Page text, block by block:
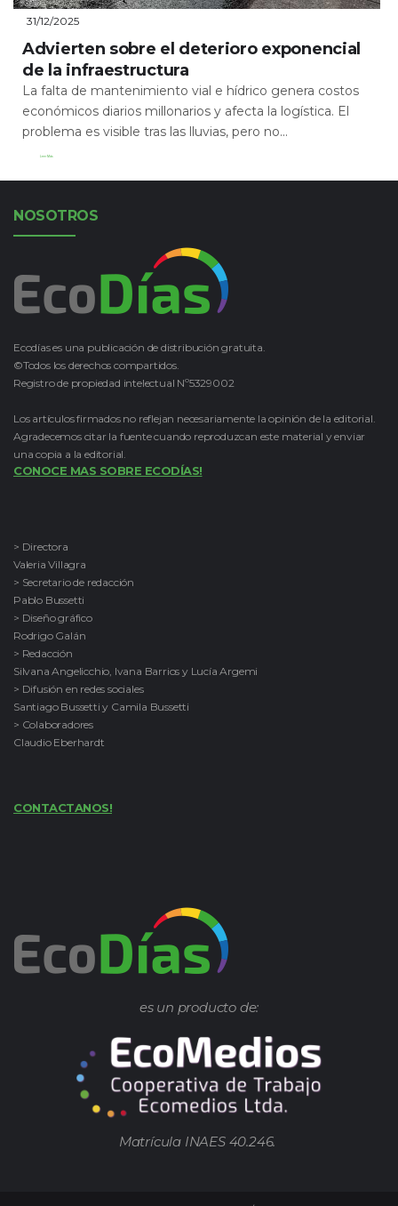
31/12/2025
Advierten sobre el deterioro exponencial
de la infraestructura
La falta de mantenimiento vial e hídrico genera costos
económicos diarios millonarios y afecta la logística. El
problema es visible tras las lluvias, pero no...
Leer Más
NOSOTROS
Ecodías es una publicación de distribución gratuita.
©Todos los derechos compartidos.
Registro de propiedad intelectual Nº5329002
Los artículos firmados no reflejan necesariamente la opinión de la editorial.
Agradecemos citar la fuente cuando reproduzcan este material y enviar
una copia a la editorial.
CONOCE MAS SOBRE ECODÍAS!
> Directora
Valeria Villagra
> Secretario de redacción
Pablo Bussetti
> Diseño gráfico
Rodrigo Galán
> Redacción
Silvana Angelicchio, Ivana Barrios y Lucía Argemi
> Difusión en redes sociales
Santiago Bussetti y Camila Bussetti
> Colaboradores
Claudio Eberhardt
CONTACTANOS!
es un producto de:
Matrícula INAES 40.246.